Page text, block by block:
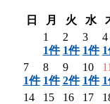
日
月 火 水
1
1件
2
1件
3
1件
4
7
1件
8
1件
9
2件
10
1件
11
14
15
16
17